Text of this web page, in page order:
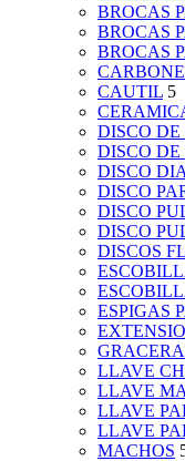
BROCAS
BROCAS
BROCAS
CAUTIL 5
DISCO DE
DISCO DE
DISCO
DISCO
DISCO
DISCO
DISCOS
ESPIGAS
LLAVE
LLAVE
LLAVE
LLAVE
MACHOS